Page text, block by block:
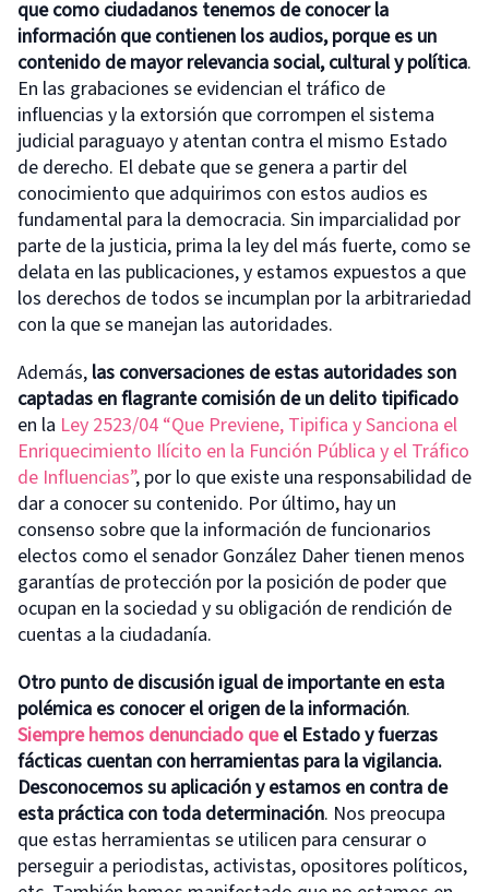
que como ciudadanos tenemos de conocer la
información que contienen los audios, porque es un
contenido de mayor relevancia social, cultural y política.
En las grabaciones se evidencian el tráfico de
influencias y la extorsión que corrompen el sistema
judicial paraguayo y atentan contra el mismo Estado
de derecho. El debate que se genera a partir del
conocimiento que adquirimos con estos audios es
fundamental para la democracia. Sin imparcialidad por
parte de la justicia, prima la ley del más fuerte, como se
delata en las publicaciones, y estamos expuestos a que
los derechos de todos se incumplan por la arbitrariedad
con la que se manejan las autoridades.
Además, las conversaciones de estas autoridades son
captadas en flagrante comisión de un delito tipificado
en la Ley 2523/04 “Que Previene, Tipifica y Sanciona el
Enriquecimiento Ilícito en la Función Pública y el Tráfico
de Influencias”, por lo que existe una responsabilidad de
dar a conocer su contenido. Por último, hay un
consenso sobre que la información de funcionarios
electos como el senador González Daher tienen menos
garantías de protección por la posición de poder que
ocupan en la sociedad y su obligación de rendición de
cuentas a la ciudadanía.
Otro punto de discusión igual de importante en esta
polémica es conocer el origen de la información.
Siempre hemos denunciado queel Estado y fuerzas
fácticas cuentan con herramientas para la vigilancia.
Desconocemos su aplicación y estamos en contra de
esta práctica con toda determinación. Nos preocupa
que estas herramientas se utilicen para censurar o
perseguir a periodistas, activistas, opositores políticos,